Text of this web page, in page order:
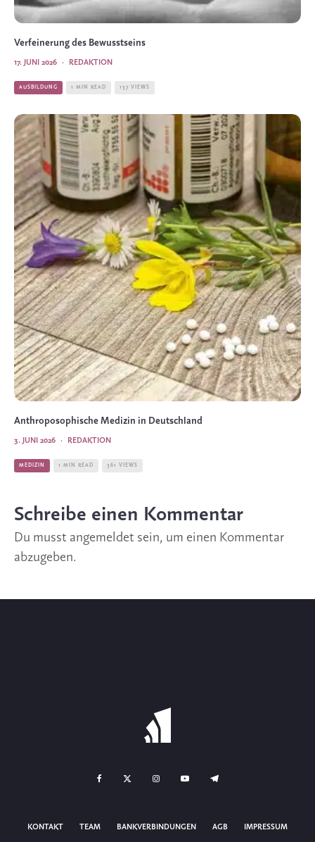
Verfeinerung des Bewusstseins
REDAKTION
·
17. JUNI 2026
AUSBILDUNG 1 MIN READ 137 VIEWS
Anthroposophische Medizin in Deutschland
REDAKTION
·
3. JUNI 2026
MEDIZIN 1 MIN READ 361 VIEWS
Schreibe einen Kommentar
Du musst angemeldet sein, um einen Kommentar
abzugeben.
KONTAKT TEAM BANKVERBINDUNGEN AGB IMPRESSUM